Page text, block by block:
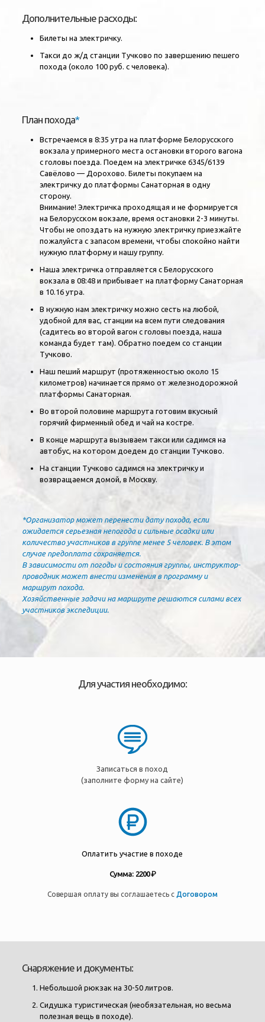
Дополнительные расходы:
Билеты на электричку.
Такси до ж/д станции Тучково по завершению пешего
похода (около 100 руб. с человека).
План похода*
Встречаемся в 8:35 утра на платформе Белорусского
вокзала у примерного места остановки второго вагона
с головы поезда. Поедем на электричке 6345/6139
Савёлово — Дорохово. Билеты покупаем на
электричку до платформы Санаторная в одну
сторону.
Внимание! Электричка проходящая и не формируется
на Белорусском вокзале, время остановки 2-3 минуты.
Чтобы не опоздать на нужную электричку приезжайте
пожалуйста с запасом времени, чтобы спокойно найти
нужную платформу и нашу группу.
Наша электричка отправляется с Белорусского
вокзала в 08:48 и прибывает на платформу Санаторная
в 10.16 утра.
В нужную нам электричку можно сесть на любой,
удобной для вас, станции на всем пути следования
(садитесь во второй вагон с головы поезда, наша
команда будет там). Обратно поедем со станции
Тучково.
Наш пеший маршрут (протяженностью около 15
километров) начинается прямо от железнодорожной
платформы Санаторная.
Во второй половине маршрута готовим вкусный
горячий фирменный обед и чай на костре.
В конце маршрута вызываем такси или садимся на
автобус, на котором доедем до станции Тучково.
На станции Тучково садимся на электричку и
возвращаемся домой, в Москву.
*Организатор может перенести дату похода, если
ожидается серьезная непогода и сильные осадки или
количество участников в группе менее 5 человек. В этом
случае предоплата сохраняется.
В зависимости от погоды и состояния группы, инструктор-
проводник может внести изменения в программу и
маршрут похода.
Хозяйственные задачи на маршруте решаются силами всех
участников экспедиции.
Для участия необходимо:
Записаться в поход
(заполните форму на сайте)
Оплатить участие в походе
Сумма: 2200 ₽
Совершая оплату вы соглашаетесь с Договором
Снаряжение и документы:
Небольшой рюкзак на 30-50 литров.
Сидушка туристическая (необязательная, но весьма
полезная вещь в походе).